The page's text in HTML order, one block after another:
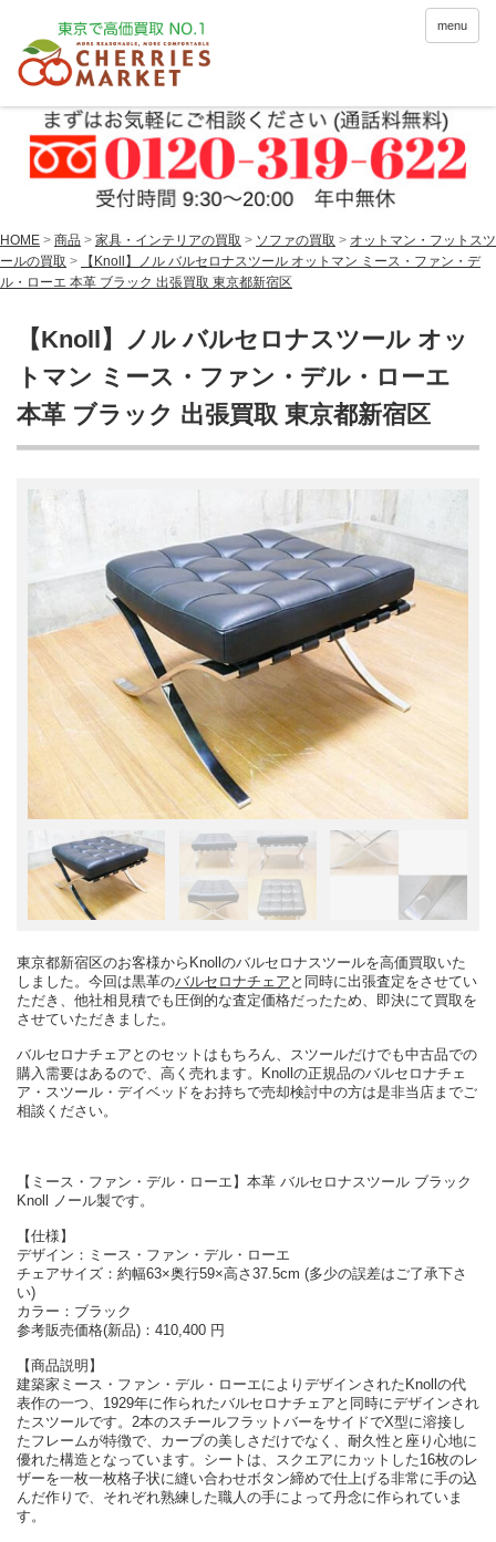
menu
HOME > 商品 > 家具・インテリアの買取 > ソファの買取 > オットマン・フットスツ
ールの買取 >
【Knoll】ノル バルセロナスツール オットマン ミース・ファン・デ
ル・ローエ 本革 ブラック 出張買取 東京都新宿区
【Knoll】ノル バルセロナスツール オッ
トマン ミース・ファン・デル・ローエ
本革 ブラック 出張買取 東京都新宿区
東京都新宿区のお客様からKnollのバルセロナスツールを高価買取いた
しました。今回は黒革のバルセロナチェア と同時に出張査定をさせてい
ただき、他社相見積でも圧倒的な査定価格だったため、即決にて買取を
させていただきました。
バルセロナチェアとのセットはもちろん、スツールだけでも中古品での
購入需要はあるので、高く売れます。Knollの正規品のバルセロナチェ
ア・スツール・デイベッドをお持ちで売却検討中の方は是非当店までご
相談ください。
【ミース・ファン・デル・ローエ】本革 バルセロナスツール ブラック
Knoll ノール製です。
【仕様】
デザイン：ミース・ファン・デル・ローエ
チェアサイズ：約幅63×奥行59×高さ37.5cm (多少の誤差はご了承下さ
い)
カラー：ブラック
参考販売価格(新品)：410,400 円
【商品説明】
建築家ミース・ファン・デル・ローエによりデザインされたKnollの代
表作の一つ、1929年に作られたバルセロナチェアと同時にデザインされ
たスツールです。2本のスチールフラットバーをサイドでX型に溶接し
たフレームが特徴で、カーブの美しさだけでなく、耐久性と座り心地に
優れた構造となっています。シートは、スクエアにカットした16枚のレ
ザーを一枚一枚格子状に縫い合わせボタン締めで仕上げる非常に手の込
んだ作りで、それぞれ熟練した職人の手によって丹念に作られていま
す。